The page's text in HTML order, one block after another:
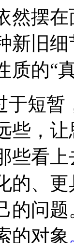
然摆
新旧
质的“
于短
些，
些看
的、
的问
的对象